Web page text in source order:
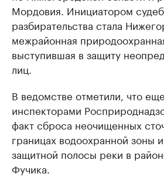
Мордовия. Инициатором
разбирательства стала
межрайонная
выступившая в защиту
лиц.
В ведомстве отметили, что
инспекторами
факт сброса неочищенных
границах водоохранной зоны
защитной полосы реки в
Фучика.